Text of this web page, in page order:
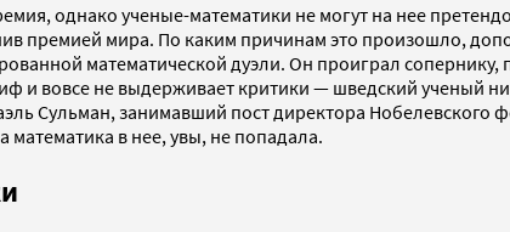
однако ученые-математики не могут на нее
премией мира. По каким причинам это произошло,
математической дуэли. Он проиграл
и вовсе не выдерживает критики — шведский ученый
Сульман, занимавший пост директора Нобелевского
в нее, увы, не попадала.